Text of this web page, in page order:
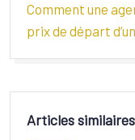
Comment une
prix de départ
Articles similaires